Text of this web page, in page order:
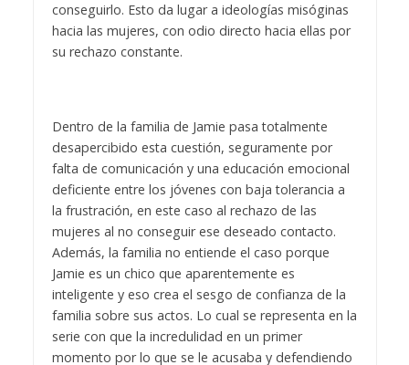
conseguirlo. Esto da lugar a ideologías misóginas
hacia las mujeres, con odio directo hacia ellas por
su rechazo constante.
Dentro de la familia de Jamie pasa totalmente
desapercibido esta cuestión, seguramente por
falta de comunicación y una educación emocional
deficiente entre los jóvenes con baja tolerancia a
la frustración, en este caso al rechazo de las
mujeres al no conseguir ese deseado contacto.
Además, la familia no entiende el caso porque
Jamie es un chico que aparentemente es
inteligente y eso crea el sesgo de confianza de la
familia sobre sus actos. Lo cual se representa en la
serie con que la incredulidad en un primer
momento por lo que se le acusaba y defendiendo